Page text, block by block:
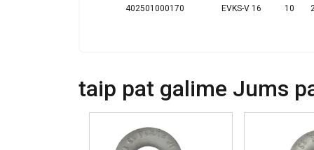
402501000170 EVKS-V 16 10
taip pat galime Jums